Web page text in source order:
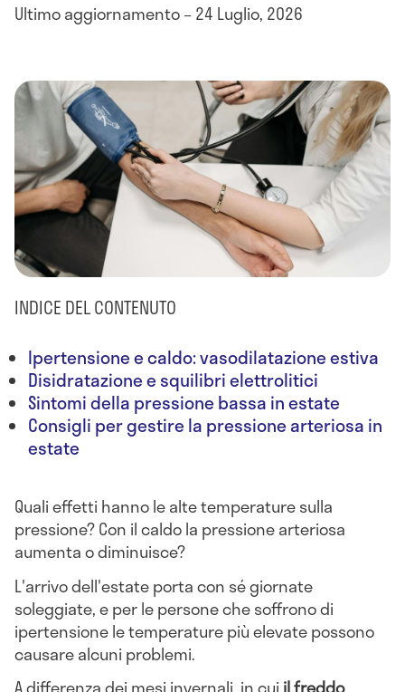
Ultimo aggiornamento – 24 Luglio, 2026
INDICE DEL CONTENUTO
Ipertensione e caldo: vasodilatazione estiva
Disidratazione e squilibri elettrolitici
Sintomi della pressione bassa in estate
Consigli per gestire la pressione arteriosa in
estate
Quali effetti hanno le alte temperature sulla
pressione? Con il caldo la pressione arteriosa
aumenta o diminuisce?
L'arrivo dell'estate porta con sé giornate
soleggiate, e per le persone che soffrono di
ipertensione le temperature più elevate possono
causare alcuni problemi.